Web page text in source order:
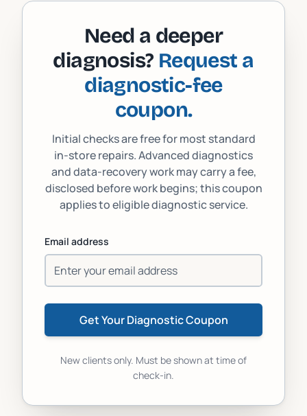
Need a deeper
diagnosis? Request a
diagnostic-fee
coupon.
Initial checks are free for most standard
in-store repairs. Advanced diagnostics
and data-recovery work may carry a fee,
disclosed before work begins; this coupon
applies to eligible diagnostic service.
Email address
Get Your Diagnostic Coupon
New clients only. Must be shown at time of
check-in.